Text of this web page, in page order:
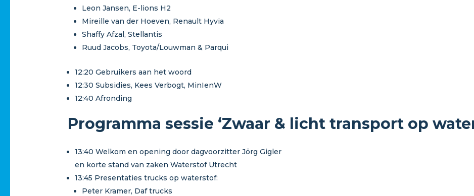
Leon Jansen, E-lions H2
Mireille van der Hoeven, Renault Hyvia
Shaffy Afzal, Stellantis
Ruud Jacobs, Toyota/Louwman & Parqui
12:20 Gebruikers aan het woord
12:30 Subsidies, Kees Verbogt, MinIenW
12:40 Afronding
Programma sessie ‘Zwaar & licht transport op
13:40 Welkom en opening door dagvoorzitter Jörg Gigler
en korte stand van zaken Waterstof Utrecht
13:45 Presentaties trucks op waterstof:
Peter Kramer, Daf trucks